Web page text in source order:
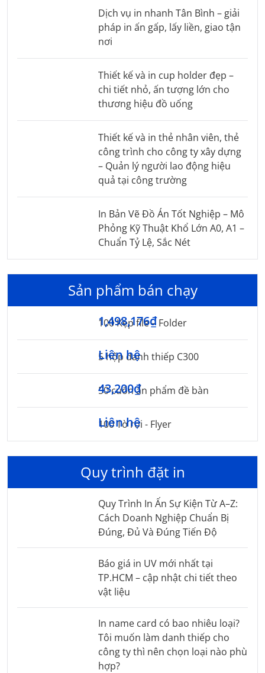
Dịch vụ in nhanh Tân Bình – giải
pháp in ấn gấp, lấy liền, giao tận
nơi
Thiết kế và in cup holder đẹp –
chi tiết nhỏ, ấn tượng lớn cho
thương hiệu đồ uống
Thiết kế và in thẻ nhân viên, thẻ
công trình cho công ty xây dựng
– Quản lý người lao động hiệu
quả tại công trường
In Bản Vẽ Đồ Án Tốt Nghiệp – Mô
Phỏng Kỹ Thuật Khổ Lớn A0, A1 –
Chuẩn Tỷ Lệ, Sắc Nét
Sản phẩm bán chạy
100 Kẹp file – Folder
1,498,176₫
5 hộp danh thiếp C300
Liên hệ
50 cuốn ấn phẩm đề bàn
43,200₫
100 Tờ rơi - Flyer
Liên hệ
Quy trình đặt in
Quy Trình In Ấn Sự Kiện Từ A–Z:
Cách Doanh Nghiệp Chuẩn Bị
Đúng, Đủ Và Đúng Tiến Độ
Báo giá in UV mới nhất tại
TP.HCM – cập nhật chi tiết theo
vật liệu
In name card có bao nhiêu loại?
Tôi muốn làm danh thiếp cho
công ty thì nên chọn loại nào phù
hợp?